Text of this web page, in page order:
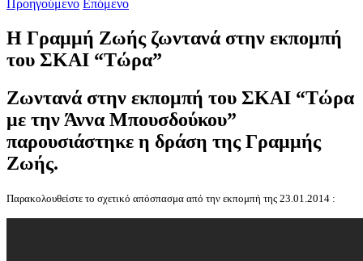
Προηγούμενο Επόμενο
Η Γραμμή Ζωής ζωντανά στην εκπομπή
του ΣΚΑΙ “Τώρα”
Ζωντανά στην εκπομπή του ΣΚΑΙ “Τώρα
με την Άννα Μπουσδούκου”
παρουσιάστηκε η δράση της Γραμμής
Ζωής.
Παρακολουθείστε το σχετικό απόσπασμα από την εκπομπή της 23.01.2014 :